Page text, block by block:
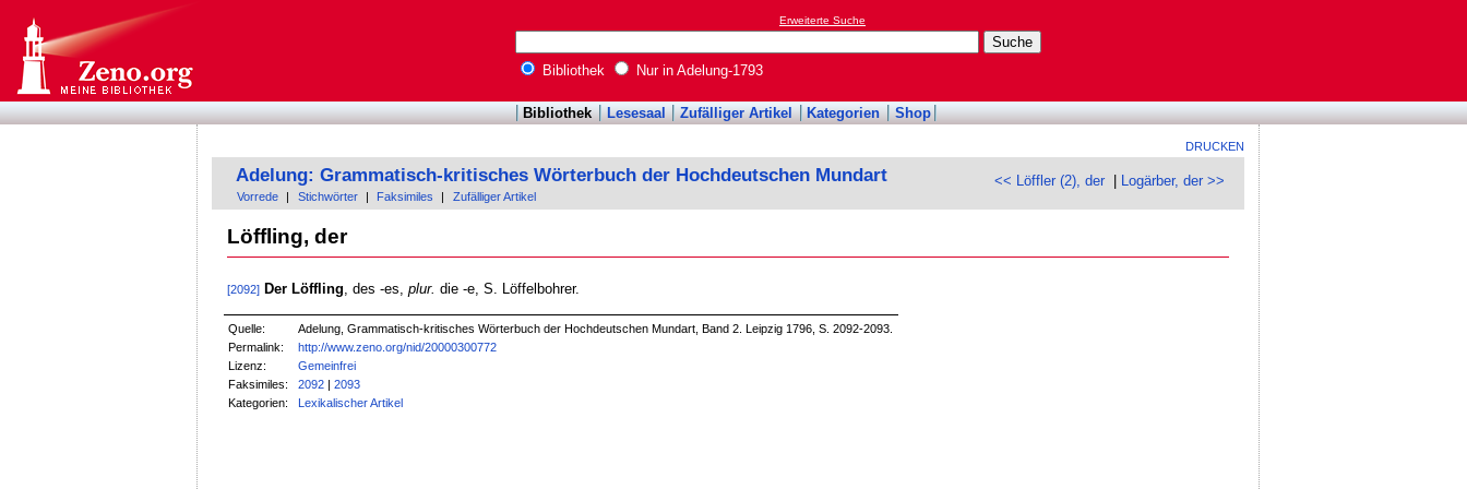
Erweiterte Suche
Bibliothek Nur in Adelung-1793
Bibliothek Lesesaal Zufälliger Artikel Kategorien Shop
DRUCKEN
<< Löffler (2), der Logärber, der >>
Adelung: Grammatisch-kritisches Wörterbuch der Hochdeutschen Mundart
Vorrede Stichwörter Faksimiles Zufälliger Artikel
Löffling, der
[2092] Der Löffling , des -es, plur. die -e, S. Löffelbohrer.
Quelle:
Adelung, Grammatisch-kritisches Wörterbuch der Hochdeutschen Mundart, Band 2. Leipzig 1796, S. 2092-2093.
Permalink:
http://www.zeno.org/nid/20000300772
Lizenz:
Gemeinfrei
Faksimiles:
2092 |2093
Kategorien:
Lexikalischer Artikel